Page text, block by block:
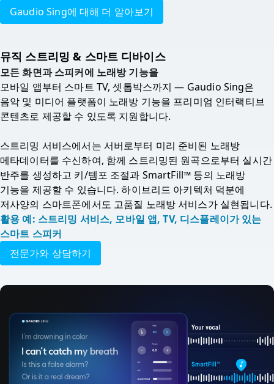
Gaudio Sing에 대해 더 알아보기
뮤직 스트리밍 & 스마트 디바이스
모든 화면과 스피커에 노래방 기능을
모바일 앱부터 스마트 TV, 셋톱박스까지 — Gaudio Sing은
음악 및 미디어 플랫폼이 노래방 기능을 프리미엄 인터랙티브
콘텐츠로 제공할 수 있도록 지원합니다.
스트리밍 서비스에서는 서버로부터 미리 준비된 노래방
메타데이터를 수신하여, 함께 스트리밍된 원곡으로부터 실시간
반주를 생성하고 키/템포 조절과 SmartFill™ 등의 노래방
기능을 제공할 수 있습니다. 하이브리드 아키텍처 덕분에
활용 예: 스트리밍 서비스, 모바일 앱, TV, 디스플레이가 있는
스마트 스피커
전문가와 상담하기